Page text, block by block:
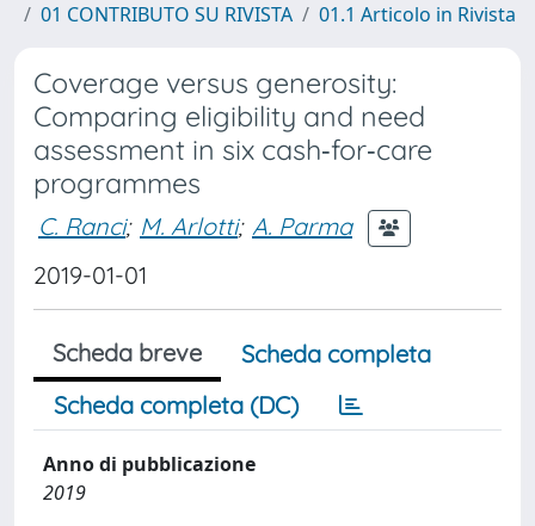
01 CONTRIBUTO SU RIVISTA
01.1 Articolo in Rivista
Coverage versus generosity:
Comparing eligibility and need
assessment in six cash‐for‐care
programmes
C. Ranci; M. Arlotti; A. Parma
2019-01-01
Scheda breve
Scheda completa
Scheda completa (DC)
Anno di pubblicazione
2019